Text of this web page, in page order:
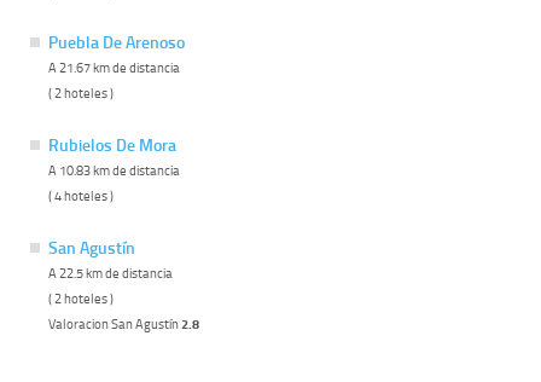
Puebla De Arenoso
A 21.67 km de distancia
( 2 hoteles )
Rubielos De Mora
A 10.83 km de distancia
( 4 hoteles )
San Agustín
A 22.5 km de distancia
( 2 hoteles )
Valoracion San Agustín2.8